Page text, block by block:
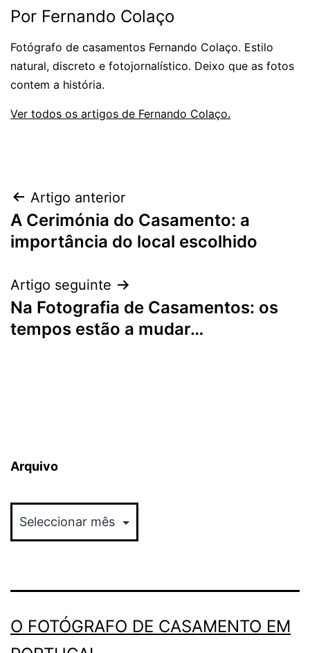
Por Fernando Colaço
Fotógrafo de casamentos Fernando Colaço. Estilo
natural, discreto e fotojornalístico. Deixo que as fotos
contem a história.
Ver todos os artigos de Fernando Colaço.
Navegação
de
Artigo anterior
A Cerimónia do Casamento: a
importância do local escolhido
Artigo seguinte
Na Fotografia de Casamentos: os
tempos estão a mudar…
Arquivo
O FOTÓGRAFO DE CASAMENTO EM